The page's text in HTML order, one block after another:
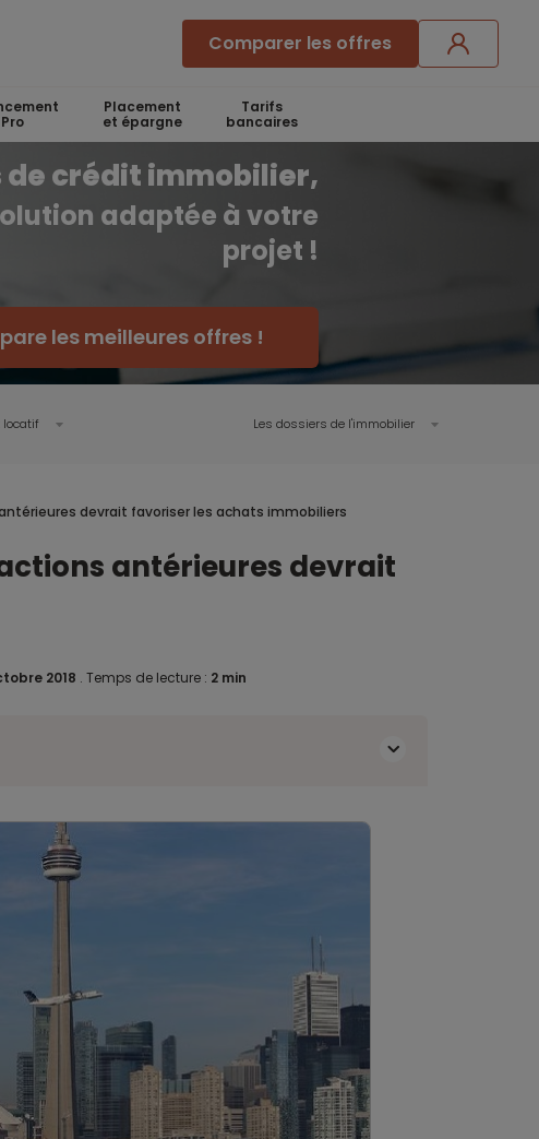
Comparer les offres
Pro
Placement
et épargne
Tarifs
bancaires
de crédit immobilier,
adaptée à votre
projet !
les meilleures offres !
Les dossiers de l'immobilier
devrait favoriser les achats immobiliers
antérieures devrait
2018 . Temps de lecture : 2 min